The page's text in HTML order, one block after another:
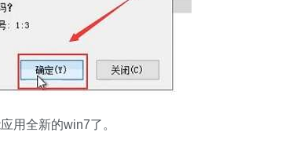
用全新的win7了。